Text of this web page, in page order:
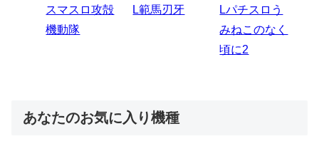
スマスロハナ
ビ
スマスロ秘宝
Lパチスロ 炎
炎ノ消防隊2
あなたのお気に入り機種